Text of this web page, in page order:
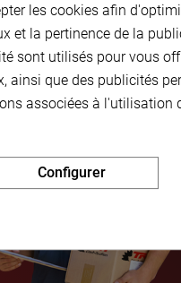
les cookies afin
et la pertinence de la
sont utilisés pour vous
ainsi que des publicités
associées à l'utilisation
Configurer